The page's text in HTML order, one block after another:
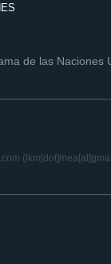
de las Naciones